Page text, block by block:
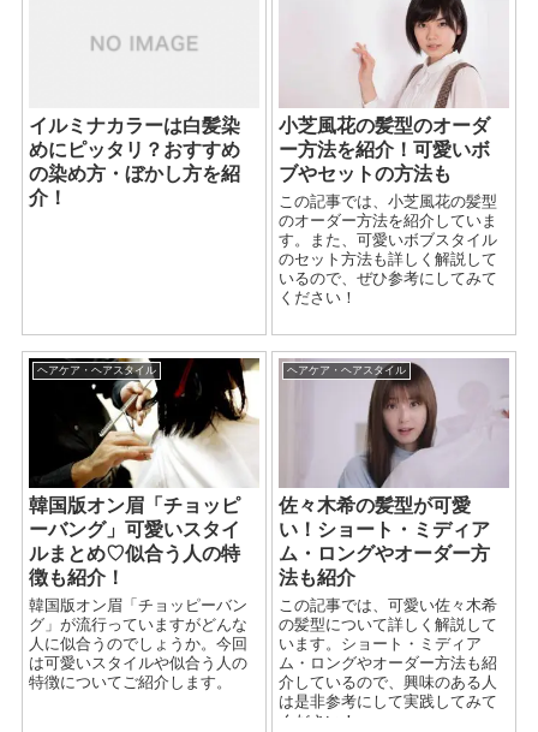
イルミナカラーは白髪染
めにピッタリ？おすすめ
の染め方・ぼかし方を紹
介！
小芝風花の髪型のオーダ
ー方法を紹介！可愛いボ
ブやセットの方法も
この記事では、小芝風花の髪型
のオーダー方法を紹介していま
す。また、可愛いボブスタイル
のセット方法も詳しく解説して
いるので、ぜひ参考にしてみて
ください！
ヘアケア・ヘアスタイル
韓国版オン眉「チョッピ
ーバング」可愛いスタイ
ルまとめ♡似合う人の特
徴も紹介！
韓国版オン眉「チョッピーバン
グ」が流行っていますがどんな
人に似合うのでしょうか。今回
は可愛いスタイルや似合う人の
特徴についてご紹介します。
ヘアケア・ヘアスタイル
佐々木希の髪型が可愛
い！ショート・ミディア
ム・ロングやオーダー方
法も紹介
この記事では、可愛い佐々木希
の髪型について詳しく解説して
います。ショート・ミディア
ム・ロングやオーダー方法も紹
介しているので、興味のある人
は是非参考にして実践してみて
ください！